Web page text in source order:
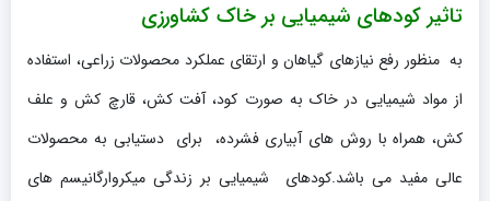
تاثیر کودهای شیمیایی بر خاک کشاورزی
به منظور رفع نیازهای گیاهان و ارتقای عملکرد محصولات زراعی، استفاده
از مواد شیمیایی در خاک به صورت کود، آفت کش، قارچ کش و علف
کش، همراه با روش های آبیاری فشرده، برای دستیابی به محصولات
عالی مفید می باشد.کودهای شیمیایی بر زندگی میکروارگانیسم های